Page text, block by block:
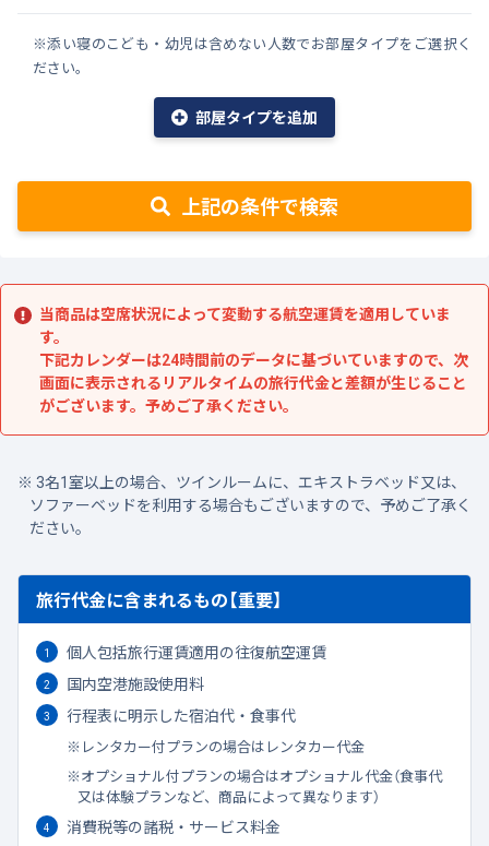
※添い寝のこども・幼児は含めない人数でお部屋タイプをご選択く
ださい。
部屋タイプを追加
上記の条件で検索
当商品は空席状況によって変動する航空運賃を適用していま
す。
下記カレンダーは24時間前のデータに基づいていますので、次
画面に表示されるリアルタイムの旅行代金と差額が生じること
がございます。予めご了承ください。
3名1室以上の場合、ツインルームに、エキストラベッド又は、
ソファーベッドを利用する場合もございますので、予めご了承く
ださい。
旅行代金に含まれるもの【重要】
個人包括旅行運賃適用の往復航空運賃
国内空港施設使用料
行程表に明示した宿泊代・食事代
レンタカー付プランの場合はレンタカー代金
オプショナル付プランの場合はオプショナル代金（食事代
又は体験プランなど、商品によって異なります）
消費税等の諸税・サービス料金